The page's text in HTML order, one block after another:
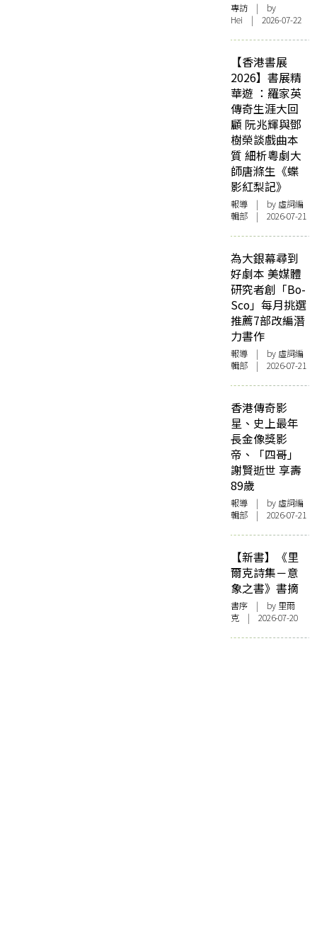
專訪 | by
Hei | 2026-07-22
【香港書展
2026】書展精
華遊 ：羅家英
傳奇生涯大回
顧 阮兆輝與鄧
樹榮談戲曲本
質 細析粵劇大
師唐滌生《蝶
影紅梨記》
報導 | by 虛詞編
輯部 | 2026-07-21
為大銀幕尋到
好劇本 美媒體
研究者創「Bo-
Sco」每月挑選
推薦7部改編潛
力書作
報導 | by 虛詞編
輯部 | 2026-07-21
香港傳奇影
星、史上最年
長金像獎影
帝、「四哥」
謝賢逝世 享壽
89歲
報導 | by 虛詞編
輯部 | 2026-07-21
【新書】《里
爾克詩集－意
象之書》書摘
書序 | by 里爾
克 | 2026-07-20